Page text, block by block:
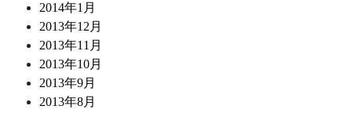
2014年1月
2013年12月
2013年11月
2013年10月
2013年9月
2013年8月